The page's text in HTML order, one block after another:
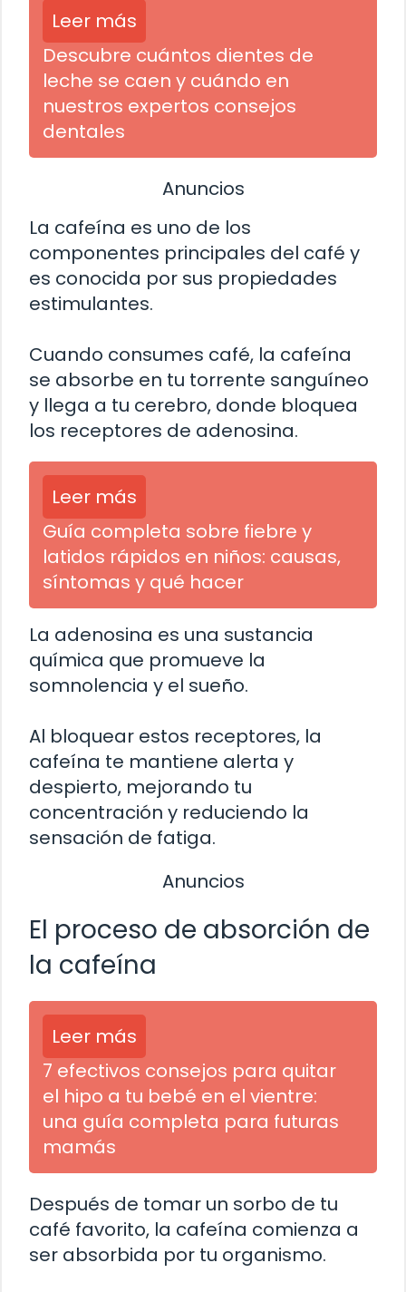
Leer más
Descubre cuántos dientes de
leche se caen y cuándo en
nuestros expertos consejos
dentales
Anuncios
La cafeína es uno de los
componentes principales del café y
es conocida por sus propiedades
estimulantes.
Cuando consumes café, la cafeína
se absorbe en tu torrente sanguíneo
y llega a tu cerebro, donde bloquea
los receptores de adenosina.
Leer más
Guía completa sobre fiebre y
latidos rápidos en niños: causas,
síntomas y qué hacer
La adenosina es una sustancia
química que promueve la
somnolencia y el sueño.
Al bloquear estos receptores, la
cafeína te mantiene alerta y
despierto, mejorando tu
concentración y reduciendo la
sensación de fatiga.
Anuncios
El proceso de absorción de
la cafeína
Leer más
7 efectivos consejos para quitar
el hipo a tu bebé en el vientre:
una guía completa para futuras
mamás
Después de tomar un sorbo de tu
café favorito, la cafeína comienza a
ser absorbida por tu organismo.